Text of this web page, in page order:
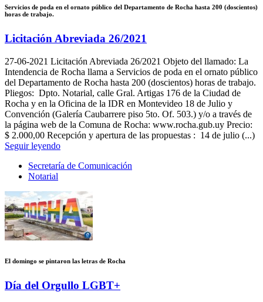
Servicios de poda en el ornato público del Departamento de Rocha hasta 200 (doscientos)
horas de trabajo.
Licitación Abreviada 26/2021
27-06-2021 Licitación Abreviada 26/2021 Objeto del llamado: La
Intendencia de Rocha llama a Servicios de poda en el ornato público
del Departamento de Rocha hasta 200 (doscientos) horas de trabajo.
Pliegos: Dpto. Notarial, calle Gral. Artigas 176 de la Ciudad de
Rocha y en la Oficina de la IDR en Montevideo 18 de Julio y
Convención (Galería Caubarrere piso 5to. Of. 503.) y/o a través de
la página web de la Comuna de Rocha: www.rocha.gub.uy Precio:
$ 2.000,00 Recepción y apertura de las propuestas : 14 de julio (...)
Seguir leyendo
Secretaría de Comunicación
Notarial
El domingo se pintaron las letras de Rocha
Día del Orgullo LGBT+